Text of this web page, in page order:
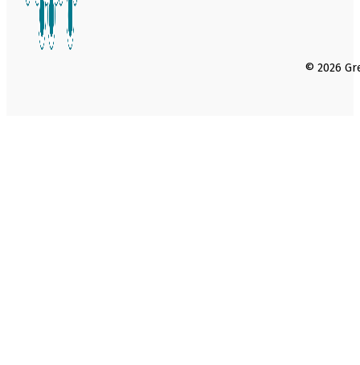
© 2026